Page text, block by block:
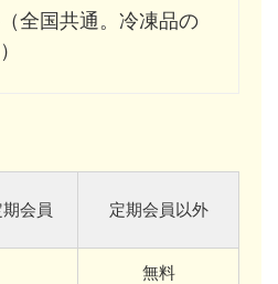
全国共通。冷凍品の
期会員 定期会員以外
無料